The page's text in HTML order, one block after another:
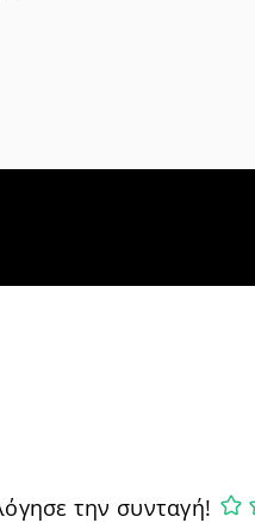
την συνταγή!